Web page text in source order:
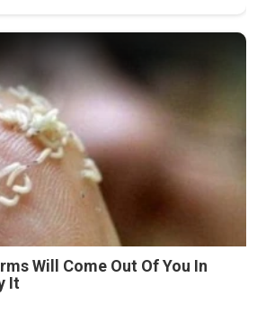
Will Come Out Of You In
It